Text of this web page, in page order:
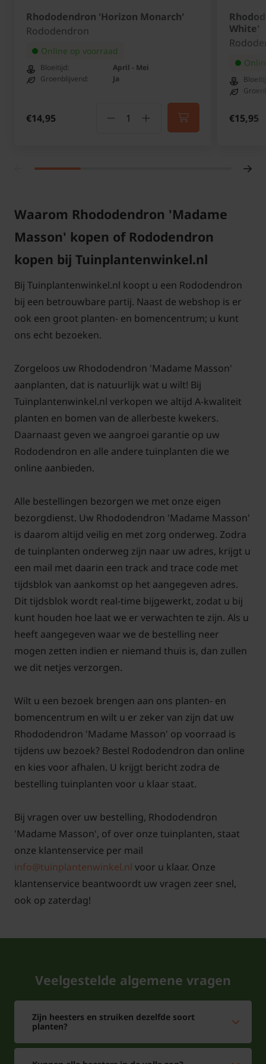
Maatvoering
plant
Ø 22 cm
Ø 60/70 cm 1 plant Ø 40 cm
eventueel nog wijzigen in uw winkelmand.
Let op!
De pot kan soms in vorm afwijken, bijvoorbeeld
wat breder dan diep.
Veelgestelde vragen over
Rhododendron 'Madame Masson':
Wat is de beste plek voor een
rododendron?
Antwoord: Rhododendron 'Madame Masson' geeft
humusrijke tot zurige bodem. Door de planten te
plaatsen intuinturf, dus zure grond, zal de grond
langer het vocht kunnen vasthouden en ook
zuurder worden. Als de standplaats ook nog een
halfschaduw tot schaduw is, dan is het helemaal
perfect. In de volle zon kunnen de bladeren namelijk
makkelijk verbranden.
Welke maand Rhododendron
Antwoord: Rododendron, Rhododendron 'Madame
Masson' kan het hele jaar door aangeplant worden
het liefst in zure grond. Grondsoort maakt niet zo
veel uit als de grond maar goed vocht vasthoud.
Zorg dat de planten in de zomer voldoende water
aankunnen. Zet Rhododendron en Azalea niet in de
winterhard.
Welke Rhododendron kan in de
schaduw?
schaduw worden gezet. Let wel op dat in diepe
Rhododendron 'Madame Masson' geeft witte
bloemen met een geel hart in mei juni en is goed
winterhard. Een Rhododendron staat niet graag in
de zon, zo ook de Rhododendron 'Madame Masson'.
Rhododendron 'Horizon Monarch'
Rododendron
Online op voorraad
Bloeitijd:
April - Mei
Groenblijvend:
Ja
€14,95
White'
€15,95
Waarom Rhododendron 'Madame
Masson' kopen of Rododendron
kopen bij Tuinplantenwinkel.nl
Bij Tuinplantenwinkel.nl koopt u een Rododendron
bij een betrouwbare partij. Naast de webshop is er
ook een groot planten- en bomencentrum; u kunt
ons echt bezoeken.
Zorgeloos uw Rhododendron 'Madame Masson'
aanplanten, dat is natuurlijk wat u wilt! Bij
Tuinplantenwinkel.nl verkopen we altijd A-kwaliteit
planten en bomen van de allerbeste kwekers.
Daarnaast geven we aangroei garantie op uw
Rododendron en alle andere tuinplanten die we
online aanbieden.
Alle bestellingen bezorgen we met onze eigen
bezorgdienst. Uw Rhododendron 'Madame Masson'
is daarom altijd veilig en met zorg onderweg. Zodra
de tuinplanten onderweg zijn naar uw adres, krijgt u
een mail met daarin een track and trace code met
tijdsblok van aankomst op het aangegeven adres.
Dit tijdsblok wordt real-time bijgewerkt, zodat u bij
kunt houden hoe laat we er verwachten te zijn. Als u
heeft aangegeven waar we de bestelling neer
mogen zetten indien er niemand thuis is, dan zullen
we dit netjes verzorgen.
Wilt u een bezoek brengen aan ons planten- en
bomencentrum en wilt u er zeker van zijn dat uw
Rhododendron 'Madame Masson' op voorraad is
tijdens uw bezoek? Bestel Rododendron dan online
en kies voor afhalen. U krijgt bericht zodra de
bestelling tuinplanten voor u klaar staat.
Bij vragen over uw bestelling, Rhododendron
'Madame Masson', of over onze tuinplanten, staat
onze klantenservice per mail
info@tuinplantenwinkel.nl voor u klaar. Onze
klantenservice beantwoordt uw vragen zeer snel,
ook op zaterdag!
Veelgestelde algemene vragen
Zijn heesters en struiken dezelfde soort
planten?